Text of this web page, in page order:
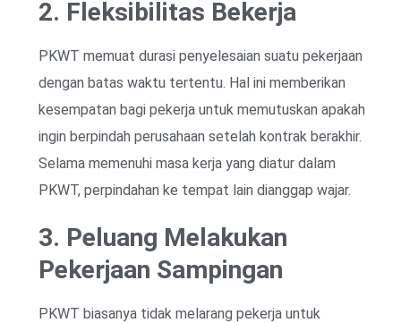
2. Fleksibilitas Bekerja
PKWT memuat durasi penyelesaian suatu pekerjaan
dengan batas waktu tertentu. Hal ini memberikan
kesempatan bagi pekerja untuk memutuskan apakah
ingin berpindah perusahaan setelah kontrak berakhir.
Selama memenuhi masa kerja yang diatur dalam
PKWT, perpindahan ke tempat lain dianggap wajar.
3. Peluang Melakukan
Pekerjaan Sampingan
PKWT biasanya tidak melarang pekerja untuk